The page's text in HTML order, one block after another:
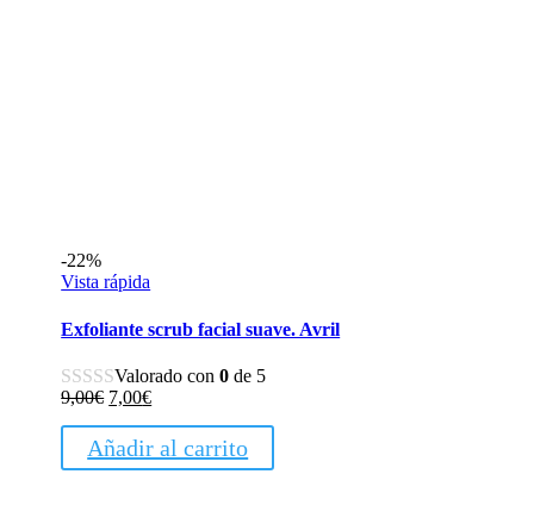
-22%
Vista rápida
Exfoliante scrub facial suave. Avril
Valorado con0 de 5
9,00€ El
original
era:
7,00€El
actual
es:
Añadir al carrito